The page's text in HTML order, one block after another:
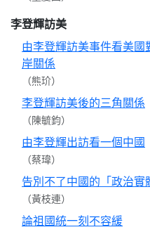
李登輝訪美
由李登輝訪美事件看美國
岸關係
（熊玠）
李登輝訪美後的三角關係
（陳毓鈞）
由李登輝出訪看一個中國
（蔡瑋）
告別不了中國的「政治實
（黃枝連）
論祖國統一刻不容緩